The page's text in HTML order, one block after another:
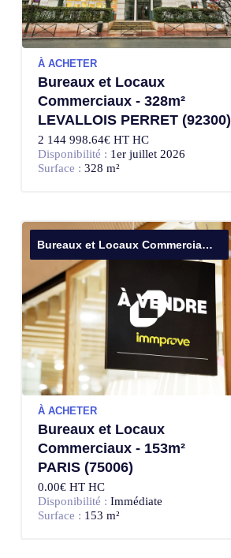
À ACHETER
Bureaux et Locaux
Commerciaux - 328m²
LEVALLOIS PERRET (92300)
2 144 998.64€ HT HC
Disponibilité : 1er juillet 2026
Surface : 328 m²
Bureaux et Locaux Commerciaux
À ACHETER
Bureaux et Locaux
Commerciaux - 153m²
PARIS (75006)
0.00€ HT HC
Disponibilité : Immédiate
Surface : 153 m²